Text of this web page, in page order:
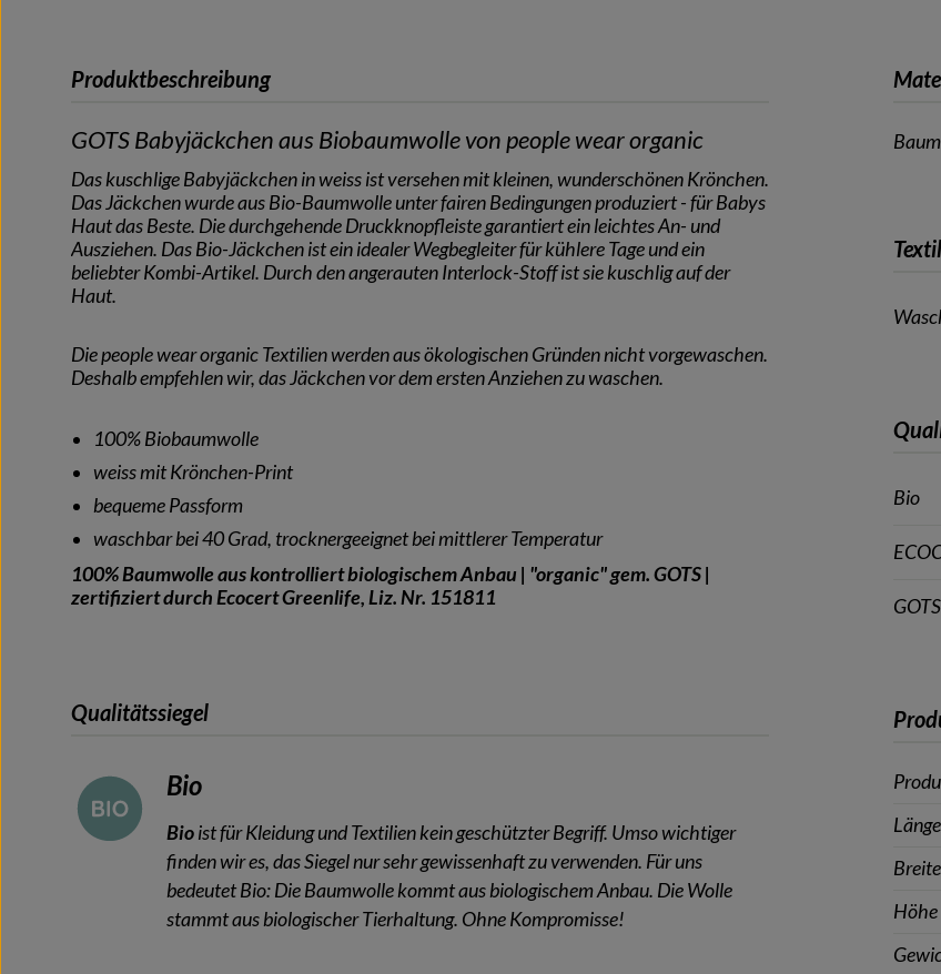
Produktbeschreibung
GOTS Babyjäckchen aus Biobaumwolle von people wear organic
Das kuschlige Babyjäckchen in weiss ist versehen mit kleinen, wunderschönen Krönchen.
Das Jäckchen wurde aus Bio-Baumwolle unter fairen Bedingungen produziert - für Babys
Haut das Beste. Die durchgehende Druckknopfleiste garantiert ein leichtes An- und
Ausziehen. Das Bio-Jäckchen ist ein idealer Wegbegleiter für kühlere Tage und ein
beliebter Kombi-Artikel. Durch den angerauten Interlock-Stoff ist sie kuschlig auf der
Haut.
Die people wear organic Textilien werden aus ökologischen Gründen nicht vorgewaschen.
Deshalb empfehlen wir, das Jäckchen vor dem ersten Anziehen zu waschen.
100% Biobaumwolle
weiss mit Krönchen-Print
bequeme Passform
waschbar bei 40 Grad, trocknergeeignet bei mittlerer Temperatur
100% Baumwolle aus kontrolliert biologischem Anbau | "organic" gem. GOTS |
zertifiziert durch Ecocert Greenlife, Liz. Nr. 151811
Qualitätssiegel
Bio
Bioist für Kleidung und Textilien kein geschützter Begriff. Umso wichtiger
finden wir es, das Siegel nur sehr gewissenhaft zu verwenden. Für uns
bedeutet Bio: Die Baumwolle kommt aus biologischem Anbau. Die Wolle
stammt aus biologischer Tierhaltung. Ohne Kompromisse!
Bio
GOTS
Länge
Breite
Höhe